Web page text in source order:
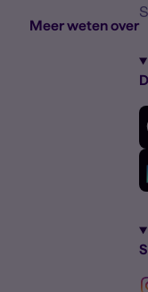
Meer weten over